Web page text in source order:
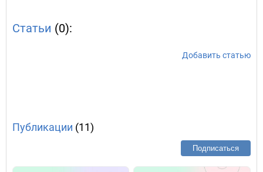
Статьи (0):
Добавить статью
Публикации (11)
Подписаться